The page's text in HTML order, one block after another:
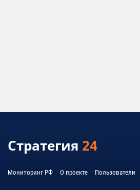
Стратегия 24
Мониторинг РФ О проекте Пользователи